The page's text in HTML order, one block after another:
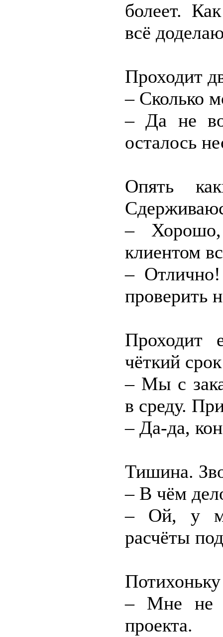
болеет.
всё
Проходит
– Сколько
– Да не
осталось
Опять
–
клиентом
–
проверить
Проходит
чёткий
– Мы с
в среду.
– Да-да,
Тишина.
– В чём
– Ой, у
расчёты
– Мне не
проекта.